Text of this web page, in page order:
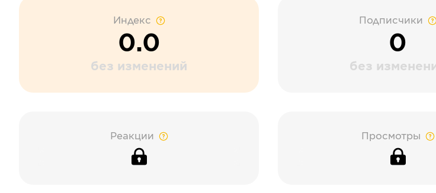
Индекс
0.0
без изменений
Подписчики
0
без
Реакции Просмотры